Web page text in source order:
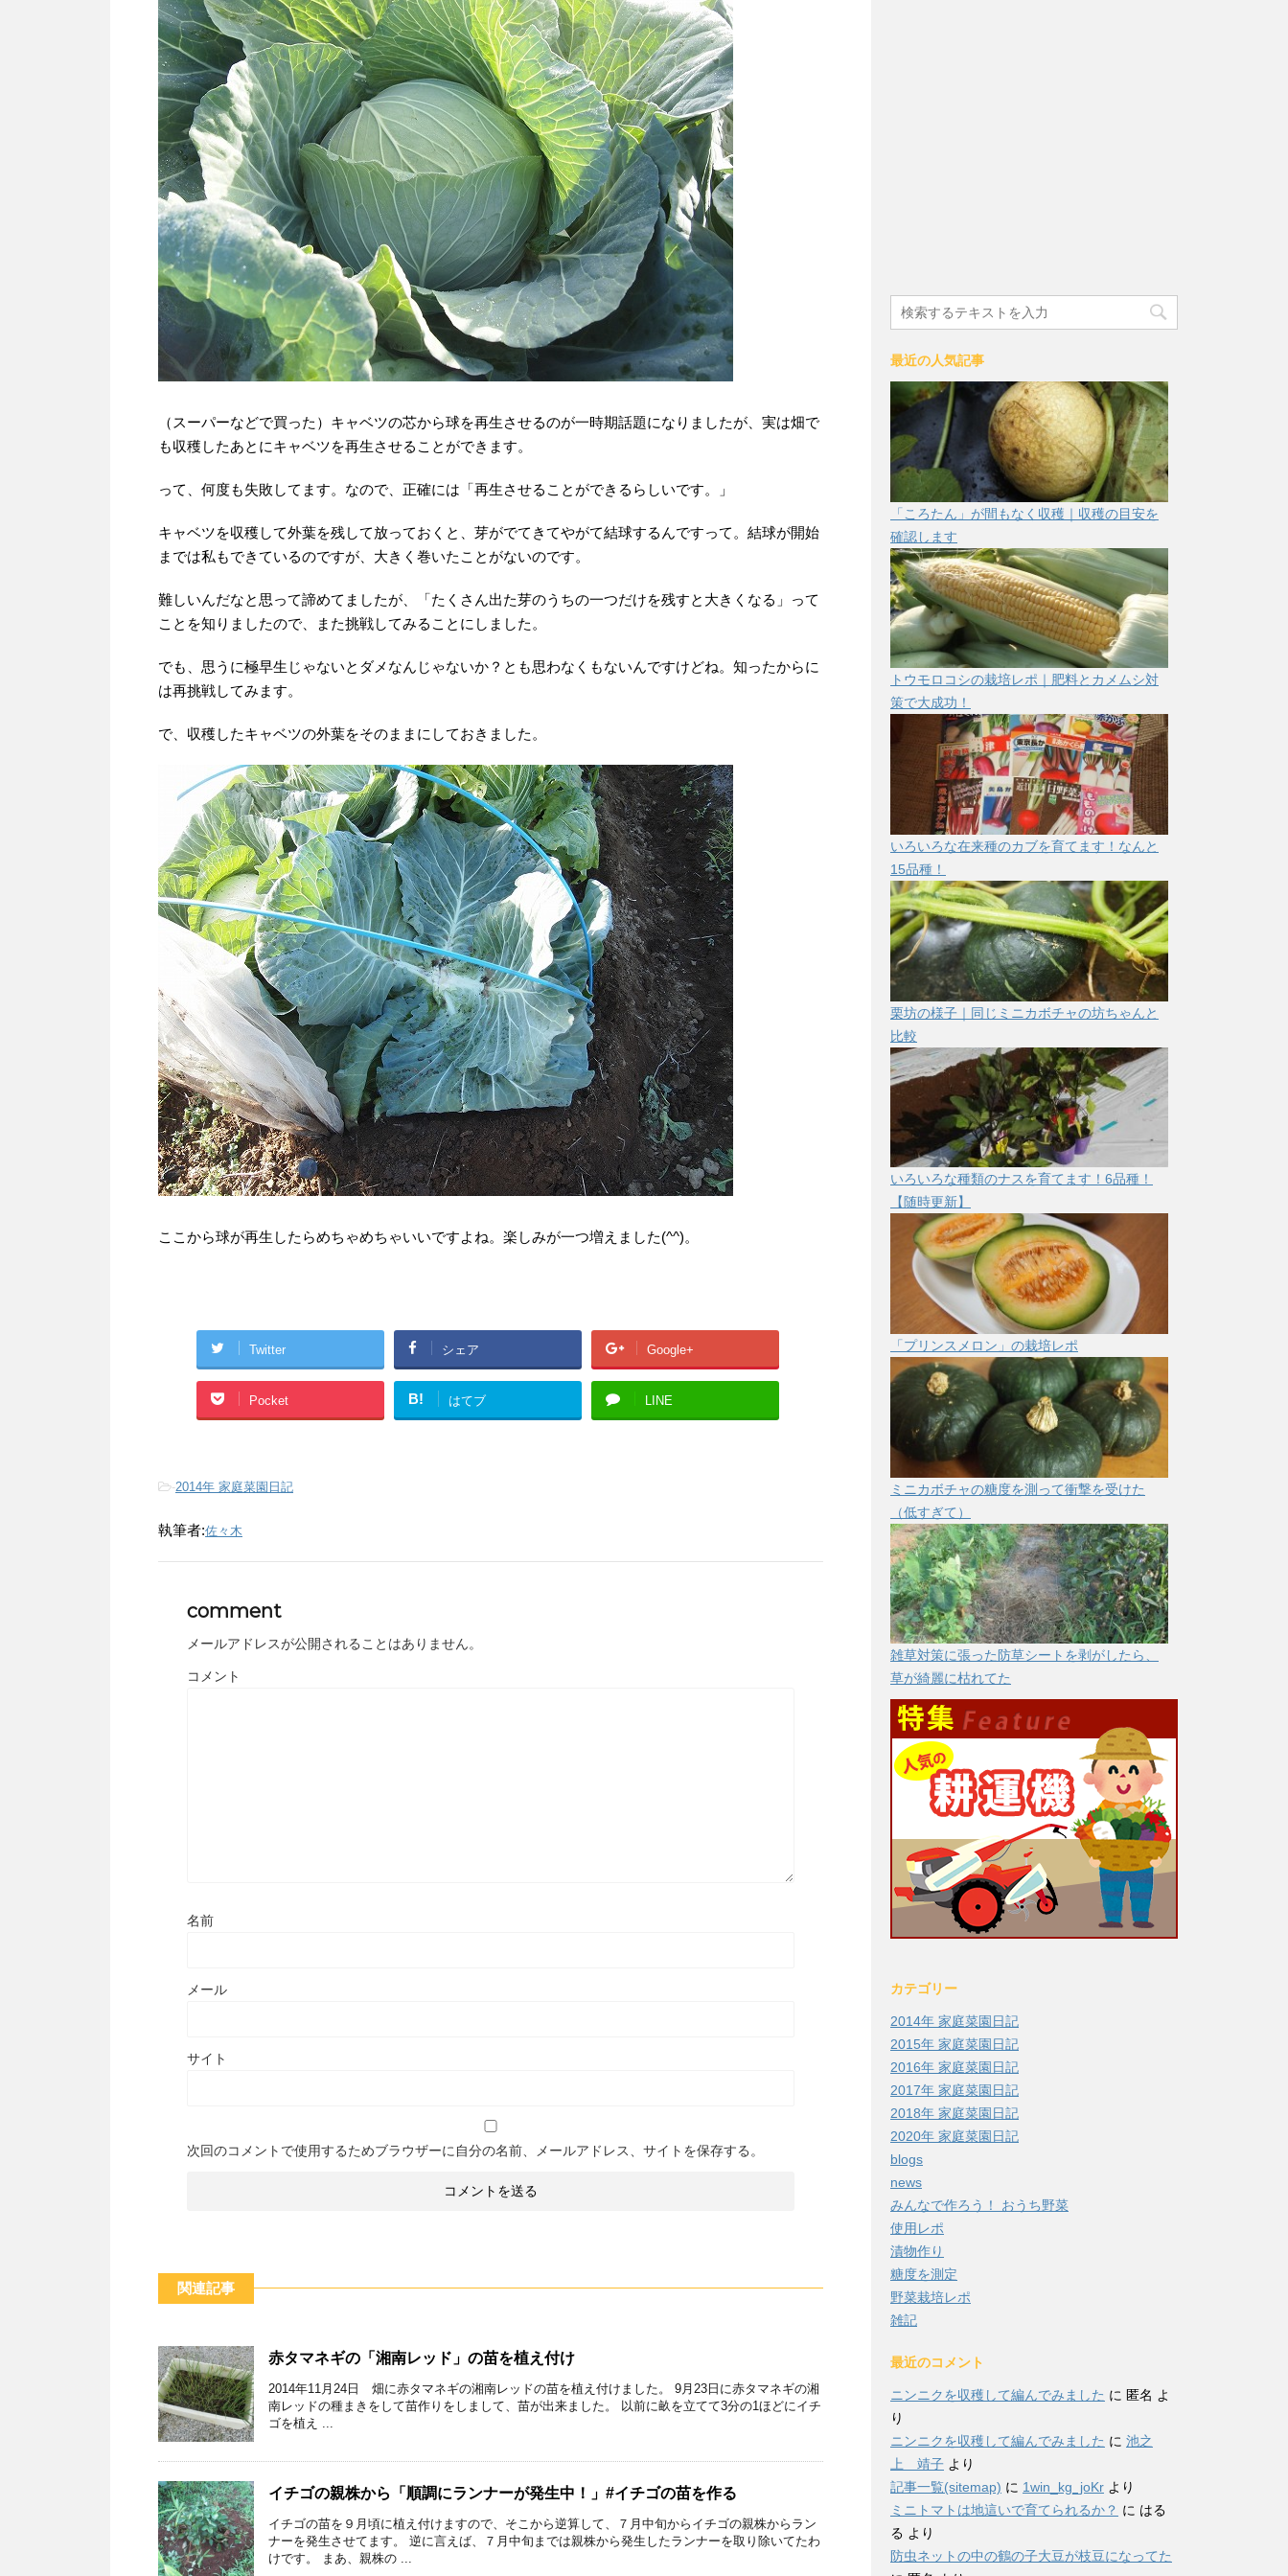
（スーパーなどで買った）キャベツの芯から球を再生させるのが一時期話題になりましたが、実は畑で
も収穫したあとにキャベツを再生させることができます。
って、何度も失敗してます。なので、正確には「再生させることができるらしいです。」
キャベツを収穫して外葉を残して放っておくと、芽がでてきてやがて結球するんですって。結球が開始
までは私もできているのですが、大きく巻いたことがないのです。
難しいんだなと思って諦めてましたが、「たくさん出た芽のうちの一つだけを残すと大きくなる」って
ことを知りましたので、また挑戦してみることにしました。
でも、思うに極早生じゃないとダメなんじゃないか？とも思わなくもないんですけどね。知ったからに
は再挑戦してみます。
で、収穫したキャベツの外葉をそのままにしておきました。
ここから球が再生したらめちゃめちゃいいですよね。楽しみが一つ増えました(^^)。
Twitter シェア Google+
Pocket B! はてブ LINE
-2014年 家庭菜園日記
執筆者:佐々木
comment
メールアドレスが公開されることはありません。
コメント
名前
メール
サイト
次回のコメントで使用するためブラウザーに自分の名前、メールアドレス、サイトを保存する。
関連記事
赤タマネギの「湘南レッド」の苗を植え付け
2014年11月24日 畑に赤タマネギの湘南レッドの苗を植え付けました。 9月23日に赤タマネギの湘
南レッドの種まきをして苗作りをしまして、苗が出来ました。 以前に畝を立てて3分の1ほどにイチ
ゴを植え ...
イチゴの親株から「順調にランナーが発生中！」#イチゴの苗を作る
イチゴの苗を９月頃に植え付けますので、そこから逆算して、７月中旬からイチゴの親株からラン
ナーを発生させてます。 逆に言えば、７月中旬までは親株から発生したランナーを取り除いてたわ
けです。 まあ、親株の ...
最近の人気記事
「ころたん」が間もなく収穫｜収穫の目安を
確認します
トウモロコシの栽培レポ｜肥料とカメムシ対
策で大成功！
いろいろな在来種のカブを育てます！なんと
15品種！
栗坊の様子｜同じミニカボチャの坊ちゃんと
比較
いろいろな種類のナスを育てます！6品種！
【随時更新】
「プリンスメロン」の栽培レポ
ミニカボチャの糖度を測って衝撃を受けた
（低すぎて）
雑草対策に張った防草シートを剥がしたら、
草が綺麗に枯れてた
カテゴリー
2014年 家庭菜園日記
2015年 家庭菜園日記
2016年 家庭菜園日記
2017年 家庭菜園日記
2018年 家庭菜園日記
2020年 家庭菜園日記
blogs
news
みんなで作ろう！ おうち野菜
使用レポ
漬物作り
糖度を測定
野菜栽培レポ
雑記
最近のコメント
ニンニクを収穫して編んでみました に 匿名 よ
り
ニンニクを収穫して編んでみました に 池之
上 靖子 より
記事一覧(sitemap) に 1win_kg_joKr より
ミニトマトは地這いで育てられるか？ に はる
る より
防虫ネットの中の鶴の子大豆が枝豆になってた